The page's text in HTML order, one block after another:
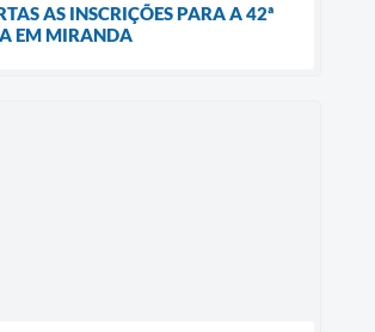
AS INSCRIÇÕES PARA A 42ª
EM MIRANDA